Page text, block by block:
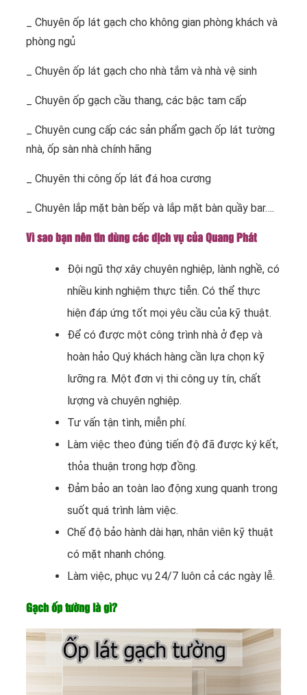
_ Chuyên ốp lát gạch cho không gian phòng khách và
phòng ngủ
_ Chuyên ốp lát gạch cho nhà tắm và nhà vệ sinh
_ Chuyên ốp gạch cầu thang, các bậc tam cấp
_ Chuyên cung cấp các sản phẩm gạch ốp lát tường
nhà, ốp sàn nhà chính hãng
_ Chuyên thi công ốp lát đá hoa cương
_ Chuyên lắp mặt bàn bếp và lắp mặt bàn quầy bar….
Vì sao bạn nên tin dùng các dịch vụ của Quang Phát
Đội ngũ thợ xây chuyên nghiệp, lành nghề, có
nhiều kinh nghiệm thực tiễn. Có thể thực
hiện đáp ứng tốt mọi yêu cầu của kỹ thuật.
Để có được một công trình nhà ở đẹp và
hoàn hảo Quý khách hàng cần lựa chọn kỹ
lưỡng ra. Một đơn vị thi công uy tín, chất
lượng và chuyên nghiệp.
Tư vấn tận tình, miễn phí.
Làm việc theo đúng tiến độ đã được ký kết,
thỏa thuận trong hợp đồng.
Đảm bảo an toàn lao động xung quanh trong
suốt quá trình làm việc.
Chế độ bảo hành dài hạn, nhân viên kỹ thuật
có mặt nhanh chóng.
Làm việc, phục vụ 24/7 luôn cả các ngày lễ.
Gạch ốp tường là gì?